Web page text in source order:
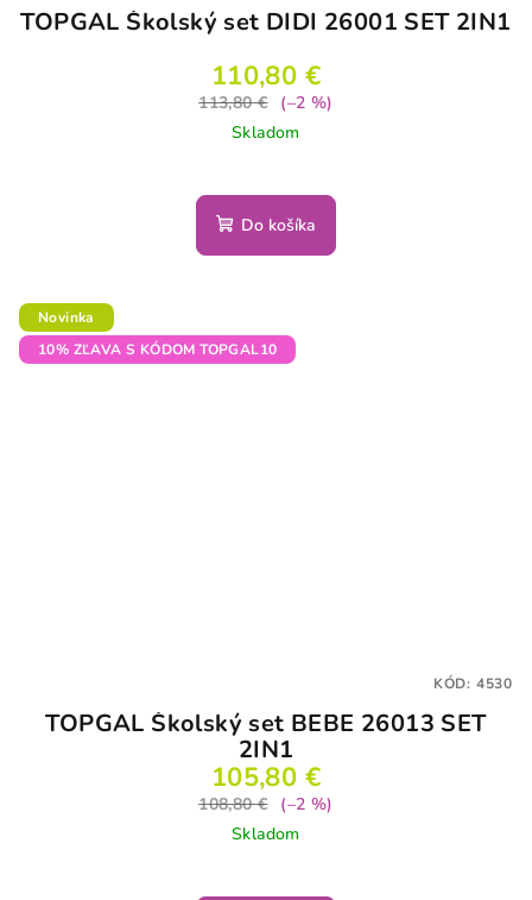
TOPGAL Školský set DIDI 26001 SET 2IN1
110,80 €
113,80 €
(–2 %)
Skladom
Do košíka
Novinka
10% ZĽAVA S KÓDOM TOPGAL10
TOPGAL Školský set BEBE 26013 SET
2IN1
105,80 €
108,80 €
(–2 %)
Skladom
KÓD: 4530